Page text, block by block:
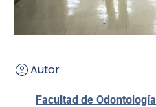
Autor
Facultad de Odontología